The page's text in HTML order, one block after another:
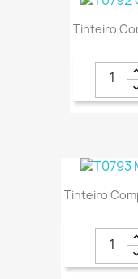
Tinteiro
Tinteiro